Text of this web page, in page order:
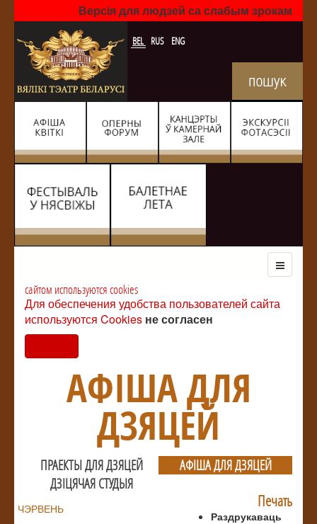
Версія для людзей са слабым зрокам
BEL RUS ENG
сайтом используются cookies
Для обеспечения удобства пользователей сайта
используются Cookies не согласен
АФIША ДЛЯ
ДЗЯЦЕЙ
ПРАЕКТЫ ДЛЯ ДЗЯЦЕЙ
АФIША ДЛЯ ДЗЯЦЕЙ
ДЗIЦЯЧАЯ СТУДЫЯ
ЧЭРВЕНЬ Печать
Раздрукаваць